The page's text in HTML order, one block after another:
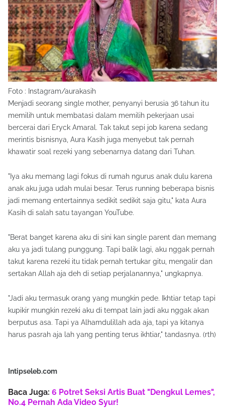
Foto : Instagram/aurakasih
Menjadi seorang single mother, penyanyi berusia 36 tahun itu
memilih untuk membatasi dalam memilih pekerjaan usai
bercerai dari Eryck Amaral. Tak takut sepi job karena sedang
merintis bisnisnya, Aura Kasih juga menyebut tak pernah
khawatir soal rezeki yang sebenarnya datang dari Tuhan.
"Iya aku memang lagi fokus di rumah ngurus anak dulu karena
anak aku juga udah mulai besar. Terus running beberapa bisnis
jadi memang entertainnya sedikit sedikit saja gitu," kata Aura
Kasih di salah satu tayangan YouTube.
"Berat banget karena aku di sini kan single parent dan memang
aku ya jadi tulang punggung. Tapi balik lagi, aku nggak pernah
takut karena rezeki itu tidak pernah tertukar gitu, mengalir dan
sertakan Allah aja deh di setiap perjalanannya," ungkapnya.
"Jadi aku termasuk orang yang mungkin pede. Ikhtiar tetap tapi
kupikir mungkin rezeki aku di tempat lain jadi aku nggak akan
berputus asa. Tapi ya Alhamdulillah ada aja, tapi ya kitanya
harus pasrah aja lah yang penting terus ikhtiar," tandasnya. (rth)
Intipseleb.com
Baca Juga: 6 Potret Seksi Artis Buat "Dengkul Lemes",
No.4 Pernah Ada Video Syur!